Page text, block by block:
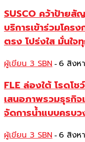
SUSCO คว้าป้าย
บริการเข้าร่วมโคร
ตรง โปร่งใส มั่นใจ
ผู้เขียน 3 SBN - 6 สิงห
FLE ล่องใต้ โรดโ
เสนอภาพรวมธุรกิ
จัดการน้ำแบบครบ
ผู้เขียน 3 SBN - 6 สิงห